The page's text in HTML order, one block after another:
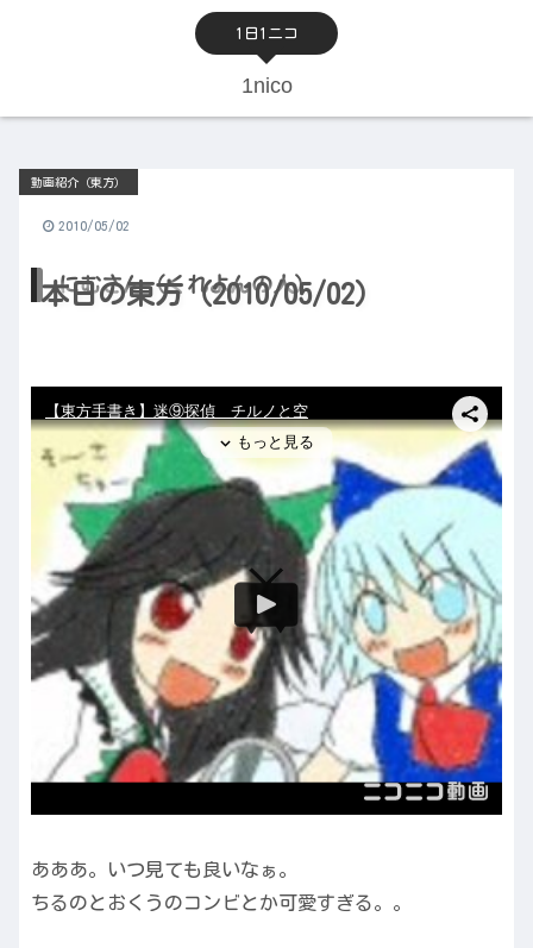
1日1ニコ
1nico
本日の東方（2010/05/02）
動画紹介（東方）
2010/05/02
にむさん（くれよんの人）
あああ。いつ見ても良いなぁ。
ちるのとおくうのコンビとか可愛すぎる。。